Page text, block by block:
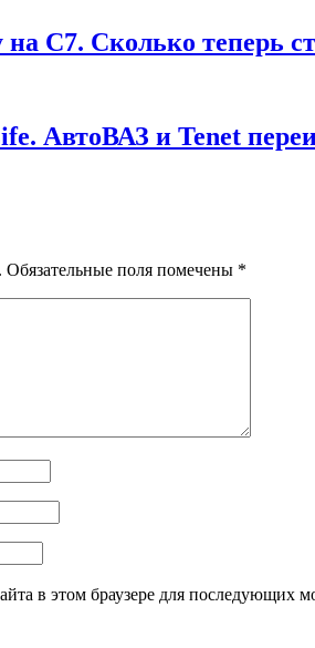
на C7. Сколько теперь
АвтоВАЗ и Tenet
Обязательные поля помечены *
в этом браузере для последующих